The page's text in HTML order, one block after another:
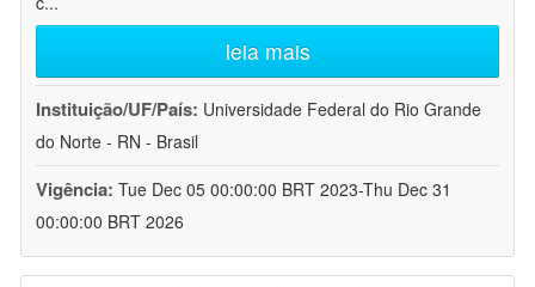
leia mais
Instituição/UF/País: Universidade Federal do Rio Grande
do Norte - RN - Brasil
Vigência: Tue Dec 05 00:00:00 BRT 2023-Thu Dec 31
00:00:00 BRT 2026